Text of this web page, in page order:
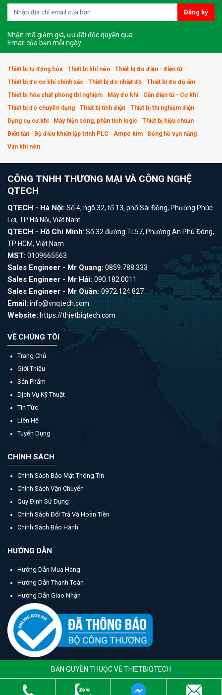
Đăng ký
Nhận mã giảm giá, ưu đãi độc quyền qua
Email của bạn mỗi ngày.
Thiết bị tự động hóa Thiết bị khí nén
Thiết bị đo điện - điện tử
Thiết bị đo cơ khí chính xác
Thiết bị đo nhiệt độ
Thiết bị đo độ ẩm
Thiết bị hóa chất phòng thí nghiệm
Máy đo khí
Cân điện tử - Cơ khí
Thiết bị đo chuyên dụng
Thiết bị tĩnh điện
Thiết bị thí nghiệm điện
Dụng cụ cơ khí
Máy hiện sóng, phân tích logic
Thiết bị hiệu chuẩn
Biến tần
Bộ điều khiển lập trình PLC Ampe kìm
Đồng hồ vạn năng
Van khí nén
CÔNG TNHH THƯƠNG MẠI VÀ CÔNG NGHỆ
QTECH
QTECH - Hà Nội: Số 4, ngõ 32, tổ 13, phố Sài Đồng, Phường Phúc
Lợi, TP Hà Nội, Việt Nam
QTECH - Hồ Chí Minh: Số 32 đường TL57, Phường An Phú Đông,
TP HCM, Việt Nam
MST: 0109665563
Sales Engineer - Mr Quang: 0859.788.333
Sales Engineer - Mr Hải: 090.182.0011
Sales Engineer - Mr Quân:0972.124.827
Email: info@vnqtech.com
Website: https://thietbiqtech.com
VỀ CHÚNG TÔI
Trang Chủ
Giới Thiệu
Sản Phẩm
Dịch Vụ Kỹ Thuật
Tin Tức
Liên Hệ
Tuyển Dụng
CHÍNH SÁCH
Chính Sách Bảo Mật Thông Tin
Chính Sách Vận Chuyển
Quy Định Sử Dụng
Chính Sách Đổi Trả Và Hoàn Tiền
Chính Sách Bảo Hành
HƯỚNG DẪN
Hướng Dẫn Mua Hàng
Hướng Dẫn Thanh Toán
Hướng Dẫn Giao Nhận
BẢN QUYỀN THUỘC VỀ THIETBIQTECH